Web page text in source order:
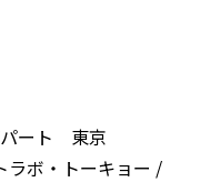
パート 東京
ラボ・トーキョー /